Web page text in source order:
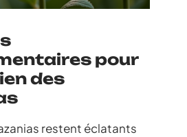
pour
des
restent éclatants